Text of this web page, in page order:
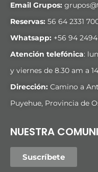
Email Grupos:
Reservas: 56 64 2331
Whatsapp: +56 94 2494
Atención telefónica:
y viernes de 8.30 am a
Dirección: Camino a
Puyehue, Provincia de
NUESTRA
Suscríbete